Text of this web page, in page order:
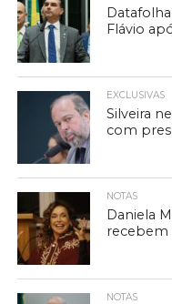
Flávio
EXCLUSIVAS
Silveira
com
NOTAS
Daniela
recebem
NOTAS